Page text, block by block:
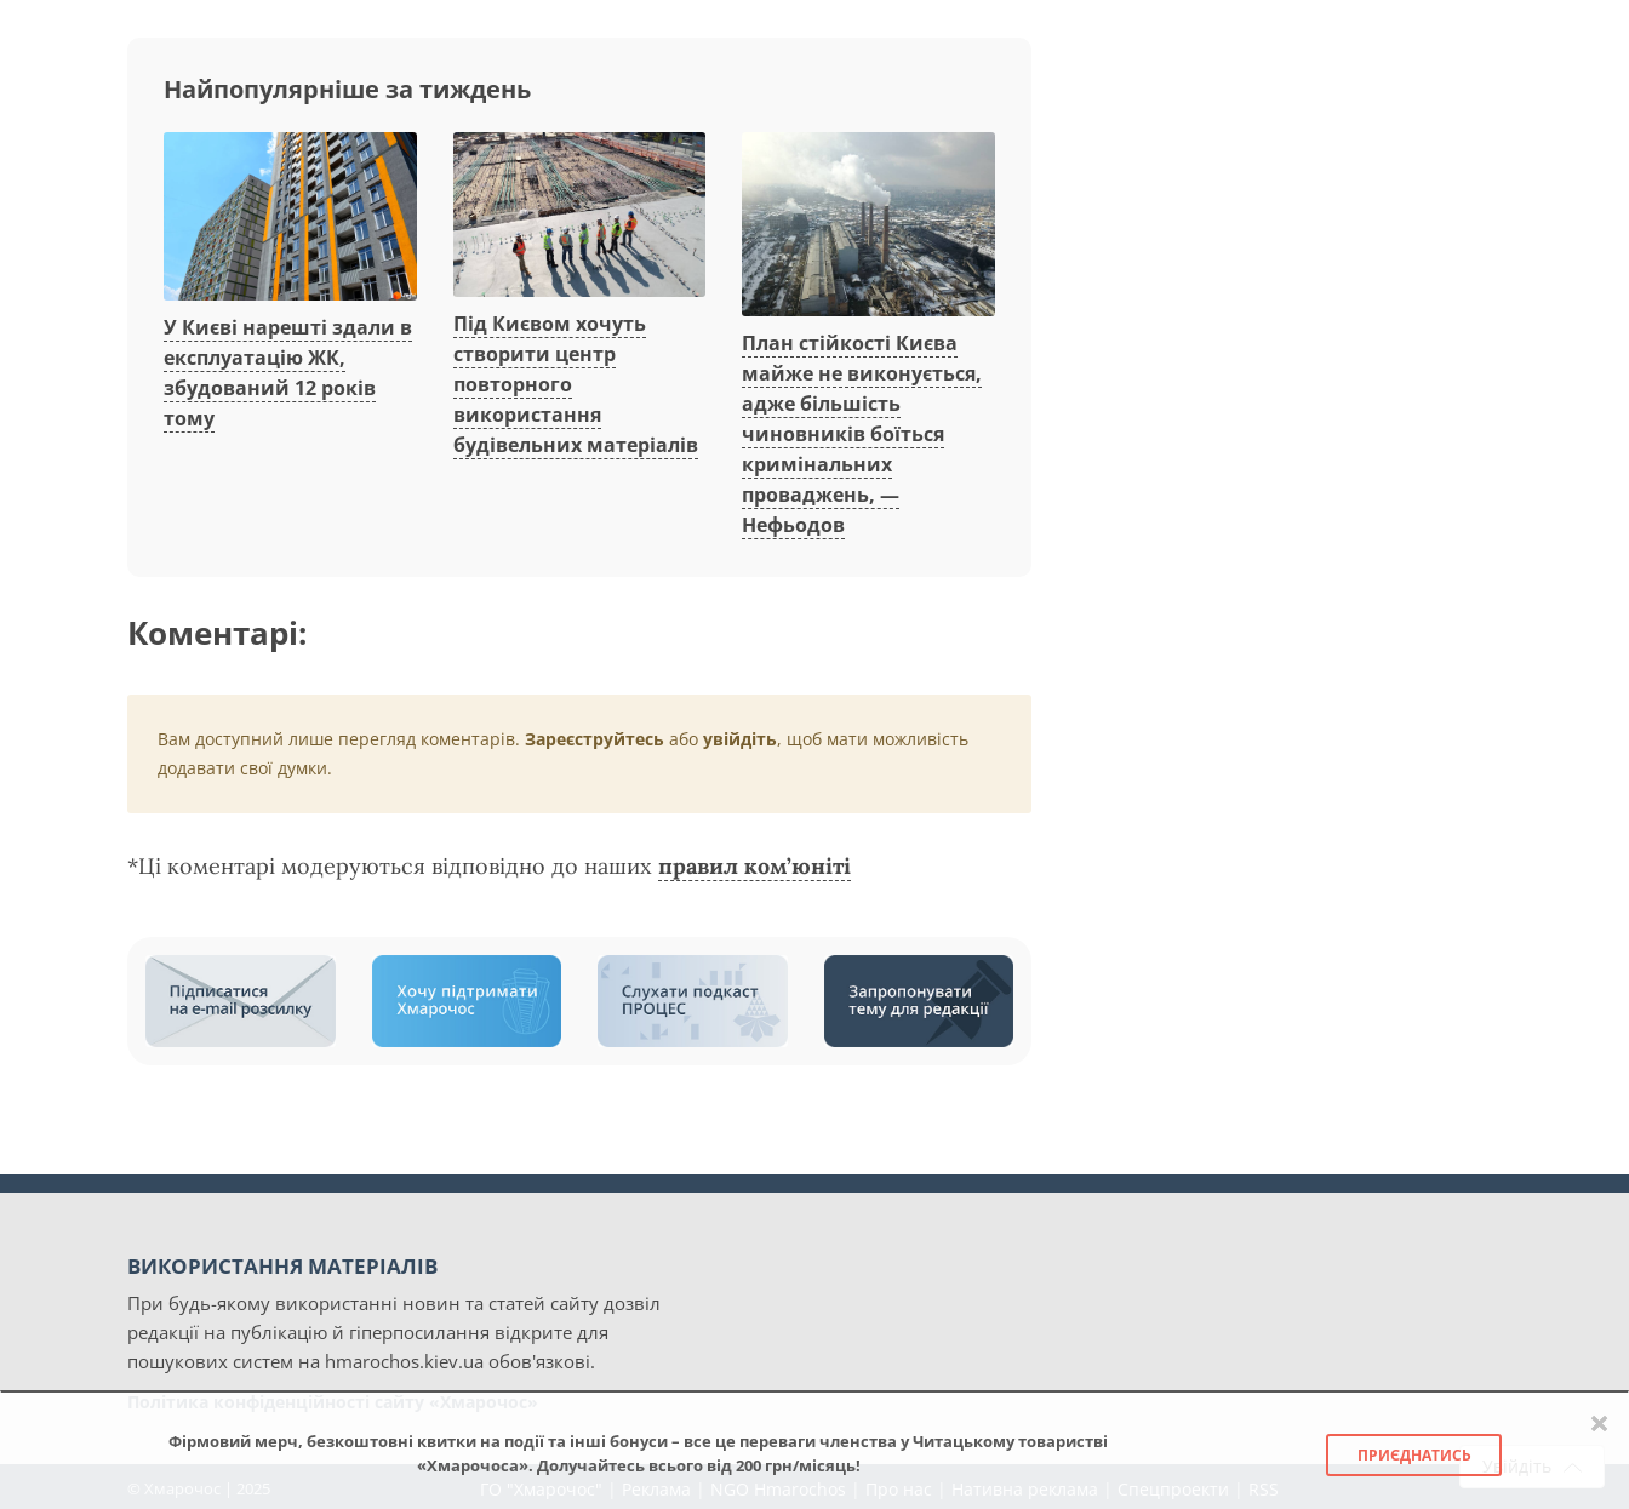
×
Фірмовий мерч, безкоштовні квитки на події та інші бонуси – все це переваги членства у Читацькому товаристві
«Хмарочоса». Долучайтесь всього від 200 грн/місяць!
ПРИЄДНАТИСЬ
Найпопулярніше за тиждень
У Києві нарешті здали в
експлуатацію ЖК,
збудований 12 років
тому
Під Києвом хочуть
створити центр
повторного
використання
будівельних матеріалів
План стійкості Києва
майже не виконується,
адже більшість
чиновників боїться
кримінальних
проваджень, —
Нефьодов
Коментарі:
Вам доступний лише перегляд коментарів. Зареєструйтесь або увійдіть, щоб мати можливість
додавати свої думки.
*Ці коментарі модеруються відповідно до наших правил ком’юніті
ВИКОРИСТАННЯ МАТЕРІАЛІВ
При будь-якому використанні новин та статей сайту дозвіл
редакції на публікацію й гіперпосилання відкрите для
пошукових систем на hmarochos.kiev.ua обов'язкові.